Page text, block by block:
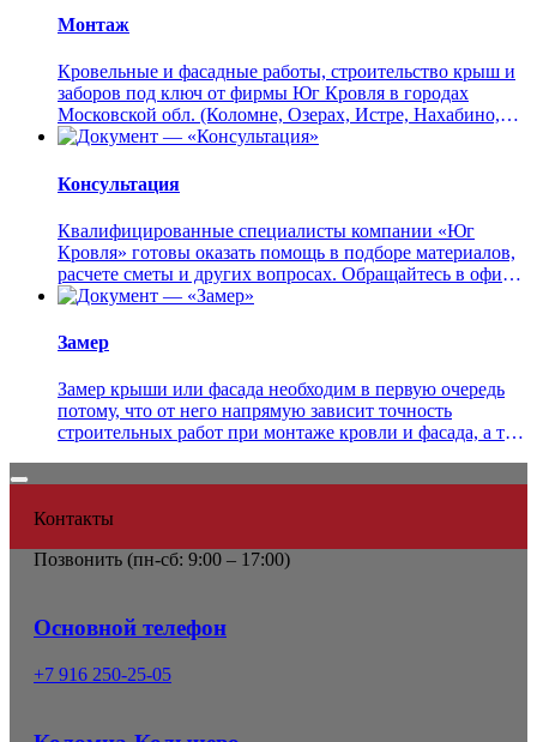
Монтаж
Кровельные и фасадные работы, строительство крыш и
заборов под ключ от фирмы Юг Кровля в городах
Московской обл. (Коломне, Озерах, Истре, Нахабино,
Дедовске, Солнечн...
Консультация
Квалифицированные специалисты компании «Юг
Кровля» готовы оказать помощь в подборе материалов,
расчете сметы и других вопросах. Обращайтесь в офисы
компании или чере...
Замер
Замер крыши или фасада необходим в первую очередь
потому, что от него напрямую зависит точность
строительных работ при монтаже кровли и фасада, а так
Контакты
Позвонить (пн-сб: 9:00 – 17:00)
Основной телефон
+7 916 250-25-05